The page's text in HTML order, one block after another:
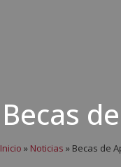
Becas
Inicio » Noticias » Becas de